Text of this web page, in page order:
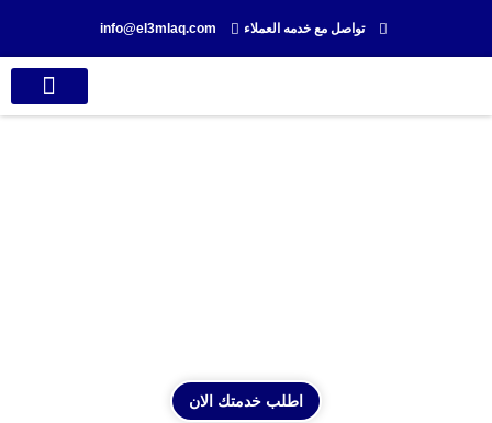
تواصل مع خدمه العملاء info@el3mlaq.com
اطلب خدمتك الان